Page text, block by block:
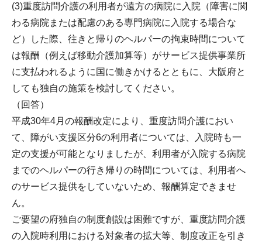
(3)重度訪問介護の利用者が遠方の病院に入院（障害に関
わる病院または配慮のある専門病院に入院する場合な
ど）した際、往きと帰りのヘルパーの拘束時間について
は報酬（例えば移動介護加算等）がサービス提供事業所
に支払われるように国に働きかけるとともに、大阪府と
しても独自の施策を検討してください。
（回答）
平成30年4月の報酬改定により、重度訪問介護におい
て、障がい支援区分6の利用者については、入院時も一
定の支援が可能となりましたが、利用者が入院する病院
までのヘルパーの行き帰りの時間については、利用者へ
のサービス提供をしていないため、報酬算定できませ
ん。
ご要望の府独自の制度創設は困難ですが、重度訪問介護
の入院時利用における対象者の拡大等、制度改正を引き